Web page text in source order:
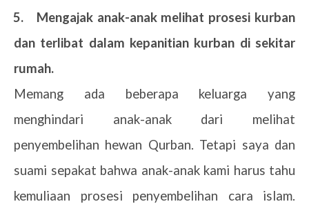
Mengajak anak-anak melihat prosesi kurban
dan terlibat dalam kepanitian kurban di sekitar
rumah.
Memang ada beberapa keluarga yang
menghindari anak-anak dari melihat
penyembelihan hewan Qurban. Tetapi saya dan
suami sepakat bahwa anak-anak kami harus tahu
kemuliaan prosesi penyembelihan cara islam.